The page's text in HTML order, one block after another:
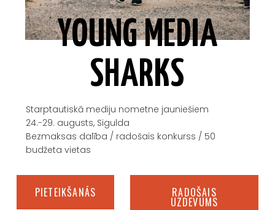
YOUNG MEDIA
SHARKS
Starptautiskā mediju nometne jauniešiem
24.-29. augusts, Sigulda
Bezmaksas dalība / radošais konkurss / 50
budžeta vietas
PIETEIKŠANĀS RADOŠAIS
UZDEVUMS